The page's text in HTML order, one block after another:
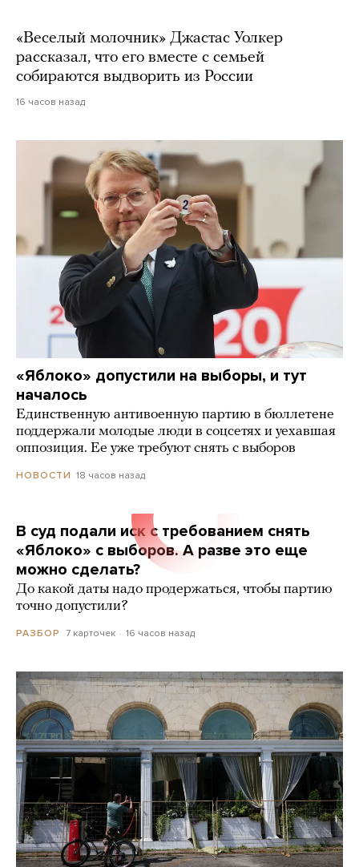
«Веселый молочник» Джастас Уолкер
рассказал, что его вместе с семьей
собираются выдворить из России
16 часов назад
«Яблоко» допустили на выборы, и тут
началось
Единственную антивоенную партию в бюллетене
поддержали молодые люди в соцсетях и уехавшая
оппозиция. Ее уже требуют снять с выборов
НОВОСТИ 18 часов назад
В суд подали иск с требованием снять
«Яблоко» с выборов. А разве это еще
можно сделать?
До какой даты надо продержаться, чтобы партию
точно допустили?
РАЗБОР 7 карточек 16 часов назад